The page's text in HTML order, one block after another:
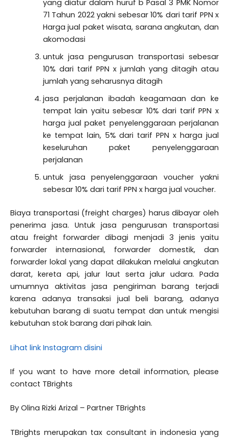
yang diatur dalam huruf b Pasal 3 PMK Nomor
71 Tahun 2022 yakni sebesar 10% dari tarif PPN x
Harga jual paket wisata, sarana angkutan, dan
akomodasi
untuk jasa pengurusan transportasi sebesar
10% dari tarif PPN x jumlah yang ditagih atau
jumlah yang seharusnya ditagih
jasa perjalanan ibadah keagamaan dan ke
tempat lain yaitu sebesar 10% dari tarif PPN x
harga jual paket penyelenggaraan perjalanan
ke tempat lain, 5% dari tarif PPN x harga jual
keseluruhan paket penyelenggaraan
perjalanan
untuk jasa penyelenggaraan voucher yakni
sebesar 10% dari tarif PPN x harga jual voucher.
Biaya transportasi (freight charges) harus dibayar oleh
penerima jasa. Untuk jasa pengurusan transportasi
atau freight forwarder dibagi menjadi 3 jenis yaitu
forwarder internasional, forwarder domestik, dan
forwarder lokal yang dapat dilakukan melalui angkutan
darat, kereta api, jalur laut serta jalur udara. Pada
umumnya aktivitas jasa pengiriman barang terjadi
karena adanya transaksi jual beli barang, adanya
kebutuhan barang di suatu tempat dan untuk mengisi
kebutuhan stok barang dari pihak lain.
Lihat link Instagram disini
If you want to have more detail information, please
contact TBrights
By Olina Rizki Arizal – Partner TBrights
TBrights merupakan tax consultant in indonesia yang